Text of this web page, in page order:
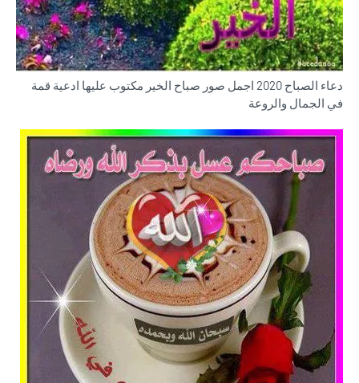
دعاء الصباح 2020 اجمل صور صباح الخير مكتوب عليها ادعية قمة
في الجمال والروعة